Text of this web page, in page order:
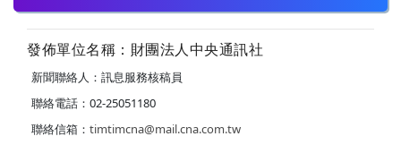
發佈單位名稱：財團法人中央通訊社
新聞聯絡人：訊息服務核稿員
聯絡電話：02-25051180
聯絡信箱： timtimcna@mail.cna.com.tw